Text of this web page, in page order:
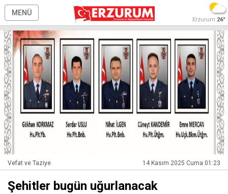
MENÜ
Erzurum 26°
Vefat ve Taziye 14 Kasım 2025 Cuma 01:23
Şehitler bugün uğurlanacak